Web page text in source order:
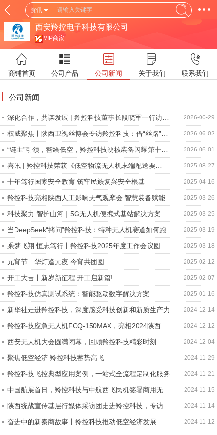
资讯
西安羚控电子科技有限公司
VIP商家
商铺首页 公司产品 公司新闻 关于我们 联系我们
公司新闻
深化合作，共谋发展 | 羚控科技董事长段晓军一行访问
航空工业西飞民机
2026-06-29
权威聚焦丨陕西卫视丝博会专访羚控科技：借“丝路”东
风，链全球产业
2026-06-02
“链主”引领，智绘低空，羚控科技硬核装备闪耀第十届
丝博会
2026-06-01
喜讯 | 羚控科技荣获《低空物流无人机末端配送要
求》“标准起草单位” 称号
2025-08-27
十年笃行国家安全教育 筑牢民族复兴安全根基 2025-04-16
羚控科技亮相陕西人工影响天气观摩会 智慧装备赋能防
灾减灾新未来
2025-03-26
科技聚力 智护山河｜5G无人机便携式基站解决方案亮
相华为中国合作伙伴大会2025
2025-03-25
当DeepSeek“拷问”羚控科技：特种无人机赛道如何跑出
中国速度？
2025-03-19
乘梦飞翔 恒志笃行丨羚控科技2025年度工作会议圆满
举行
2025-03-18
元宵节丨华灯逢元夜 今宵共团圆 2025-02-12
开工大吉丨新岁新征程 开工启新篇! 2025-02-07
羚控科技仿真测试系统：智能驱动数字解决方案 2025-01-16
新华社走进羚控科技，深度感受科技创新和新质生产力 2024-12-14
羚控科技应急无人机FCQ-150MAX，亮相2024陕西省
航空应急救援综合演练
2024-12-12
西安无人机大会圆满闭幕，回顾羚控科技精彩时刻 2024-12-04
聚焦低空经济 羚控科技蓄势高飞 2024-11-29
羚控科技飞控典型应用案例，一站式全流程定制化服务 2024-11-21
中国航展首日，羚控科技与中航西飞民机签署商用无人
运输系统发展合作联盟
2024-11-15
陕西统战宣传基层行媒体采访团走进羚控科技，专访段
晓军董事长
2024-11-14
奋进中的新秦商故事丨羚控科技推动低空经济发展 2024-11-12